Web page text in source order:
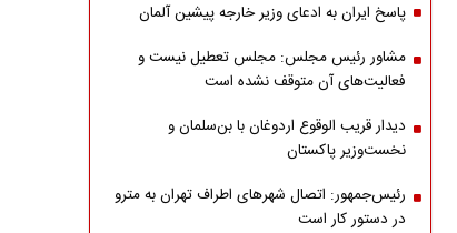
پاسخ ایران به ادعای وزیر خارجه پیشین آلمان
مشاور رئیس مجلس: مجلس تعطیل نیست و
فعالیت‌های آن متوقف نشده است
دیدار قریب الوقوع اردوغان با بن‌سلمان و
نخست‌وزیر پاکستان
رئیس‌جمهور: اتصال شهرهای اطراف تهران به مترو
در دستور کار است